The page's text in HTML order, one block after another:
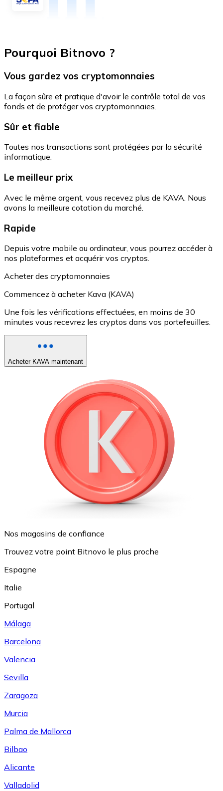
Pourquoi Bitnovo ?
Vous gardez vos cryptomonnaies
La façon sûre et pratique d'avoir le contrôle total de vos
fonds et de protéger vos cryptomonnaies.
Sûr et fiable
Toutes nos transactions sont protégées par la sécurité
informatique.
Le meilleur prix
Avec le même argent, vous recevez plus de KAVA. Nous
avons la meilleure cotation du marché.
Rapide
Depuis votre mobile ou ordinateur, vous pourrez accéder à
nos plateformes et acquérir vos cryptos.
Acheter des cryptomonnaies
Commencez à acheter Kava (KAVA)
Une fois les vérifications effectuées, en moins de 30
minutes vous recevrez les cryptos dans vos portefeuilles.
Acheter KAVA maintenant
Nos magasins de confiance
Trouvez votre point Bitnovo le plus proche
Espagne
Italie
Portugal
Málaga
Barcelona
Valencia
Sevilla
Zaragoza
Murcia
Palma de Mallorca
Bilbao
Alicante
Valladolid